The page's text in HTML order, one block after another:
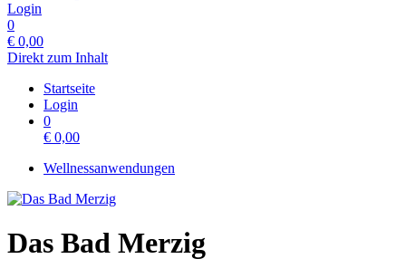
Login
0
€ 0,00
Direkt zum Inhalt
Startseite
Login
0
€ 0,00
Wellnessanwendungen
Das Bad Merzig